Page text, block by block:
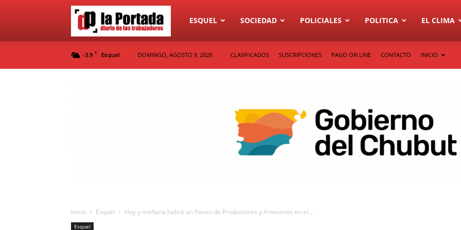
Diario
ESQUEL SOCIEDAD POLICIALES POLITICA EL CLIMA
-3.9 C Esquel DOMINGO, AGOSTO 9, 2026 CLASIFICADOS SUSCRIPCIONES PAGO ON LINE CONTACTO INICIO
Inicio Esquel Hoy y mañana habrá un Paseo de Productores y Artesanos en el...
Esquel